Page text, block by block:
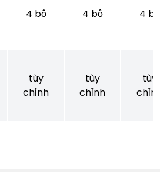
4 bộ 4 bộ 4 bộ
tùy
chỉnh
tùy
chỉnh
tùy